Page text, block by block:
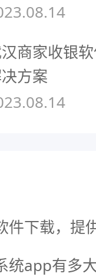
商家收银
方案
件下载，提
统app有多